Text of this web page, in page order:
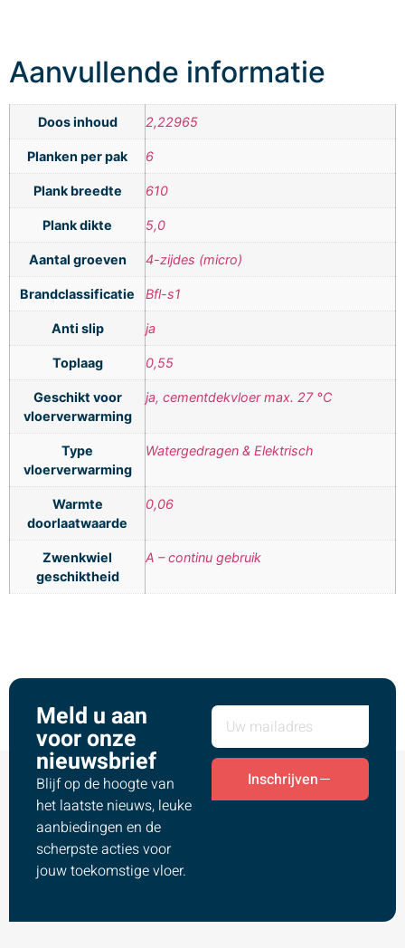
Aanvullende informatie
Doos inhoud 2,22965
Planken per pak 6
Plank breedte 610
Plank dikte 5,0
Aantal groeven 4-zijdes (micro)
Brandclassificatie Bfl-s1
Anti slip ja
Toplaag 0,55
Geschikt voor
vloerverwarming
ja, cementdekvloer max. 27 °C
Type
vloerverwarming
Watergedragen & Elektrisch
Warmte
doorlaatwaarde
0,06
Zwenkwiel
geschiktheid
A – continu gebruik
Meld u aan
voor onze
nieuwsbrief
Blijf op de hoogte van
het laatste nieuws, leuke
aanbiedingen en de
scherpste acties voor
jouw toekomstige vloer.
Inschrijven